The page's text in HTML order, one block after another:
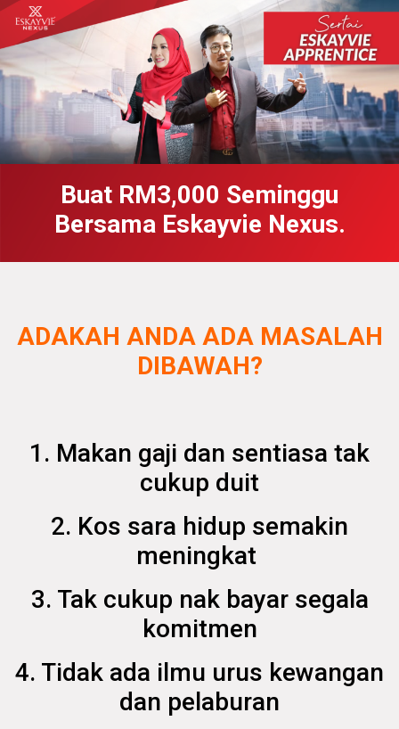
Buat RM3,000 Seminggu
Bersama Eskayvie Nexus.
ADAKAH ANDA ADA MASALAH
DIBAWAH?
1. Makan gaji dan sentiasa tak
cukup duit
2. Kos sara hidup semakin
meningkat
3. Tak cukup nak bayar segala
komitmen
4. Tidak ada ilmu urus kewangan
dan pelaburan